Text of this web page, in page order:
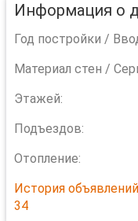
Информация о
Год постройки /
Материал стен /
Этажей:
Подъездов:
Отопление:
История
34